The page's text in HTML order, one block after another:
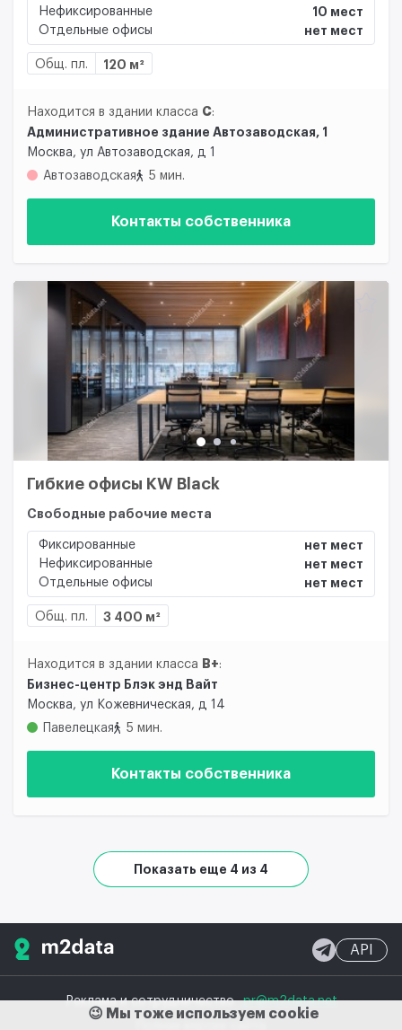
Нефиксированные
10 мест
Отдельные офисы
нет мест
Общ. пл. 120 м²
Находится в здании класса C:
Административное здание Автозаводская, 1
Москва, ул Автозаводская, д 1
Автозаводская
5 мин.
Контакты собственника
Гибкие офисы KW Black
Свободные рабочие места
Фиксированные
нет мест
Нефиксированные
нет мест
Отдельные офисы
нет мест
Общ. пл. 3 400 м²
Находится в здании класса B+:
Бизнес-центр Блэк энд Вайт
Москва, ул Кожевническая, д 14
Павелецкая
5 мин.
Контакты собственника
Показать еще 4 из 4
Реклама и сотрудничествоpr@m2data.net
API
😉 Мы тоже используем cookie